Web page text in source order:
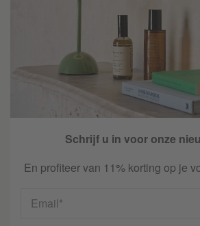
Schrijf u in voor onze
En profiteer van 11% korting op je
Email*